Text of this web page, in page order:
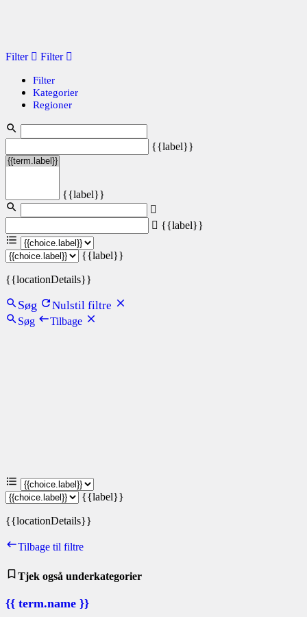
Filter Filter
Filter
Kategorier
Regioner
{{label}}
{{label}}
{{label}}
{{label}}
{{locationDetails}}
Søg Nulstil filtre
Søg Tilbage
{{label}}
{{locationDetails}}
Tilbage til filtre
Tjek også underkategorier
{{ term.name }}